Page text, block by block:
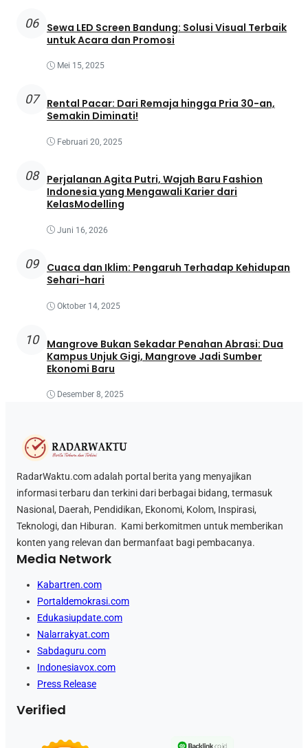
06
Sewa LED Screen Bandung: Solusi Visual Terbaik
untuk Acara dan Promosi
Mei 15, 2025
07
Rental Pacar: Dari Remaja hingga Pria 30-an,
Semakin Diminati!
Februari 20, 2025
08
Perjalanan Agita Putri, Wajah Baru Fashion
Indonesia yang Mengawali Karier dari
KelasModelling
Juni 16, 2026
09
Cuaca dan Iklim: Pengaruh Terhadap Kehidupan
Sehari-hari
Oktober 14, 2025
10
Mangrove Bukan Sekadar Penahan Abrasi: Dua
Kampus Unjuk Gigi, Mangrove Jadi Sumber
Ekonomi Baru
Desember 8, 2025
RadarWaktu.com adalah portal berita yang menyajikan
informasi terbaru dan terkini dari berbagai bidang, termasuk
Nasional, Daerah, Pendidikan, Ekonomi, Kolom, Inspirasi,
Teknologi, dan Hiburan. Kami berkomitmen untuk memberikan
konten yang relevan dan bermanfaat bagi pembacanya.
Media Network
Kabartren.com
Portaldemokrasi.com
Edukasiupdate.com
Nalarrakyat.com
Sabdaguru.com
Indonesiavox.com
Press Release
Verified